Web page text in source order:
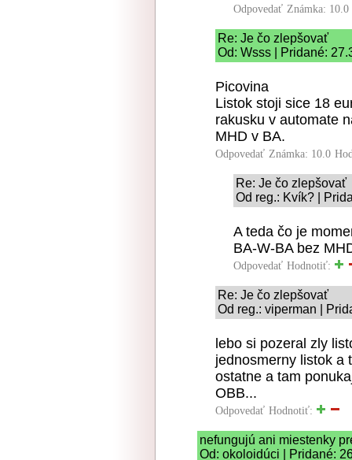
Odpovedať Známka: 10.0
Re: Je čo zlepšovať
Od: Wsss | Pridané:
Picovina
Listok stoji sice 18
rakusku v automate
MHD v BA.
Odpovedať Známka: 10.0
Re: Je čo zlepšovať
Od reg.: Kvík? |
A teda čo je
BA-W-BA bez
Odpovedať Hodnotiť:
Re: Je čo zlepšovať
Od reg.: viperman |
lebo si pozeral zly
jednosmerny listok a
ostatne a tam
OBB...
Odpovedať Hodnotiť:
nefungujú ani miestenky
Od: okoloidúci | Pridané: